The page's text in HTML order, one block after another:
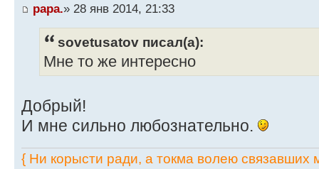
papa.» 28 янв 2014, 21:33
sovetusatov писал(а):
Мне то же интересно
Добрый!
И мне сильно любознательно.
{ Ни корысти ради, а токма волею связавших